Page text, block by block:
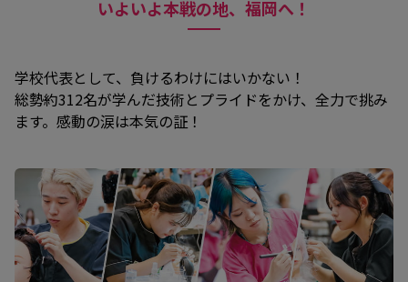
いよいよ本戦の地、福岡へ！
学校代表として、負けるわけにはいかない！
総勢約312名が学んだ技術とプライドをかけ、全力で挑み
ます。感動の涙は本気の証！